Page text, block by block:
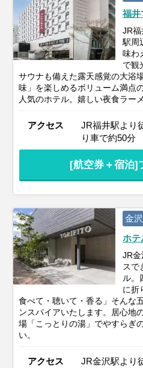
福井
JR
駅周
味わ
で観
サウナも備えた露天感覚の大浴
味」を楽しめるボリューム満点
人気のホテル。嬉しい夜食ラー
アクセス
JR福井駅より
り車で約50分
[航空券＋宿泊]
金
ホテ
JR金
スで
ル。
に折
食べて・聴いて・香る」そんな
ンスパイアいたします。居心地
場「こっとりの湯」でやすらぎ
い。
アクセス
JR金沢駅より